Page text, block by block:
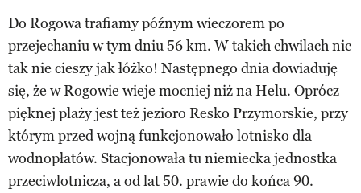
Do Rogowa trafiamy późnym wieczorem po
przejechaniu w tym dniu 56 km. W takich chwilach nic
tak nie cieszy jak łóżko! Następnego dnia dowiaduję
się, że w Rogowie wieje mocniej niż na Helu. Oprócz
pięknej plaży jest też jezioro Resko Przymorskie, przy
którym przed wojną funkcjonowało lotnisko dla
wodnopłatów. Stacjonowała tu niemiecka jednostka
przeciwlotnicza, a od lat 50. prawie do końca 90.